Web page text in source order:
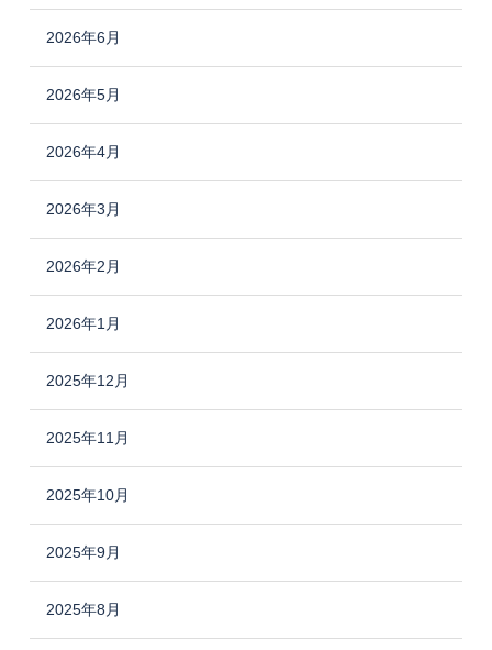
2026年6月
2026年5月
2026年4月
2026年3月
2026年2月
2026年1月
2025年12月
2025年11月
2025年10月
2025年9月
2025年8月